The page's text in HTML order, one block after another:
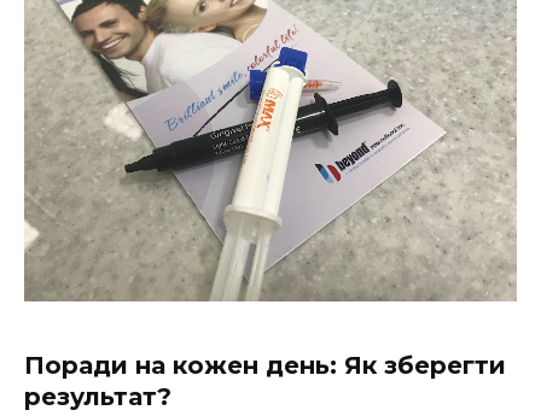
Поради на кожен день: Як зберегти
результат?